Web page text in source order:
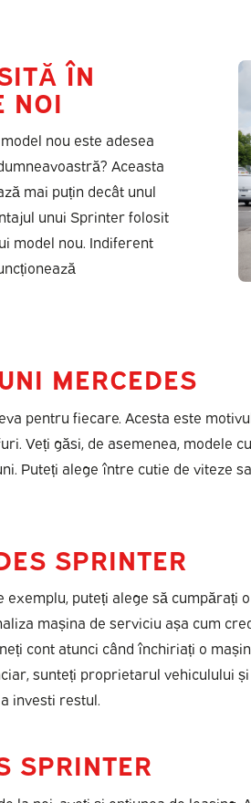
ÎN
NOI
nou este adesea
Aceasta
mai puțin decât unul
unui Sprinter folosit
model nou. Indiferent
MERCEDES
pentru fiecare. Acesta este
Veți găsi, de asemenea, modele
Puteți alege între cutie de viteze
SPRINTER
puteți alege să
mașina de serviciu așa cum
cont atunci când închiriați o
sunteți proprietarul vehiculului
investi restul.
SPRINTER